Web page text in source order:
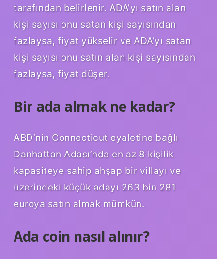
tarafından belirlenir. ADA’yı satın alan
kişi sayısı onu satan kişi sayısından
fazlaysa, fiyat yükselir ve ADA’yı satan
kişi sayısı onu satın alan kişi sayısından
fazlaysa, fiyat düşer.
Bir ada almak ne kadar?
ABD’nin Connecticut eyaletine bağlı
Danhattan Adası’nda en az 8 kişilik
kapasiteye sahip ahşap bir villayı ve
üzerindeki küçük adayı 263 bin 281
euroya satın almak mümkün.
Ada coin nasıl alınır?